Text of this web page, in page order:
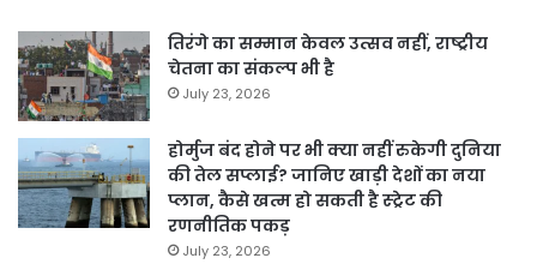
तिरंगे का सम्मान केवल उत्सव नहीं, राष्ट्रीय
चेतना का संकल्प भी है
July 23, 2026
होर्मुज बंद होने पर भी क्या नहीं रुकेगी दुनिया
की तेल सप्लाई? जानिए खाड़ी देशों का नया
प्लान, कैसे खत्म हो सकती है स्ट्रेट की
रणनीतिक पकड़
July 23, 2026